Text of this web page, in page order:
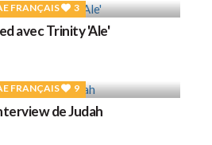
FRANÇAIS 3
avec Trinity 'Ale'
FRANÇAIS 9
de Judah